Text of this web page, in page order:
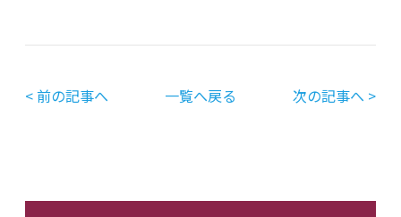
< 前の記事へ 一覧へ戻る 次の記事へ >